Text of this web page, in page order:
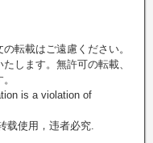
転載はご遠慮ください。
します。無許可の転載、
is a violation of
载使用，违者必究.